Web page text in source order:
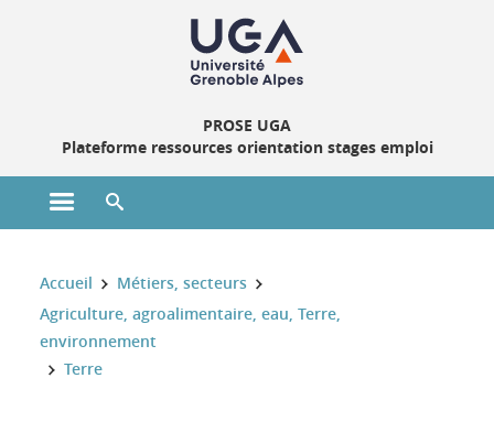
PROSE UGA
Plateforme ressources orientation stages emploi
Ouvrir le menu principal
Vous êtes ici :
Accueil
Métiers, secteurs
Agriculture, agroalimentaire, eau, Terre,
environnement
Terre